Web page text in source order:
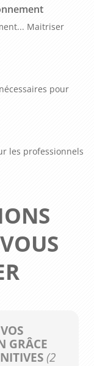
Maitriser
pour
les professionnels
GRÂCE
(2